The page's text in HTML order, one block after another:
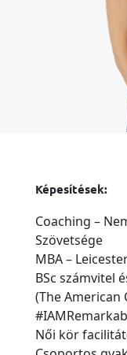
Képesítések:
Coaching –
Szövetsége
MBA –
BSc számvitel
(The American
Női kör